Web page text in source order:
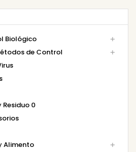
Biológico 
de Control 
0
Alimento
